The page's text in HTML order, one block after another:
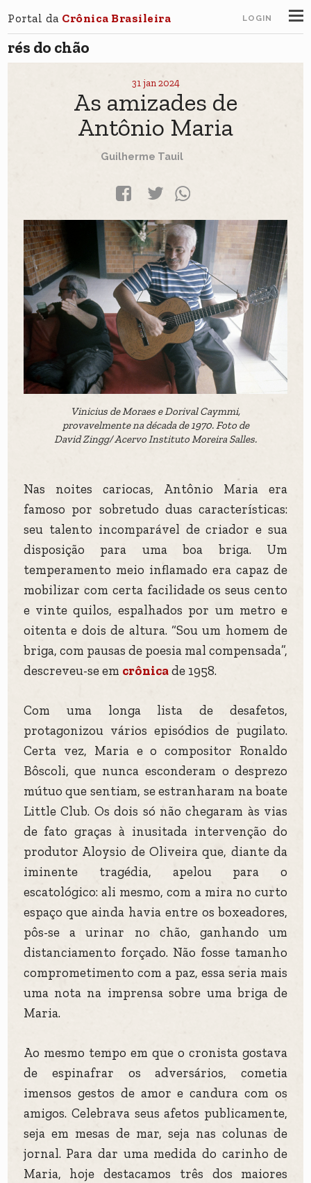
Portal da Crônica Brasileira LOGIN
rés do chão
31 jan 2024
As amizades de
Antônio Maria
Guilherme Tauil
Vinicius de Moraes e Dorival Caymmi,
provavelmente na década de 1970. Foto de
David Zingg/ Acervo Instituto Moreira Salles.
Nas noites cariocas, Antônio Maria era
famoso por sobretudo duas características:
seu talento incomparável de criador e sua
disposição para uma boa briga. Um
temperamento meio inflamado era capaz de
mobilizar com certa facilidade os seus cento
e vinte quilos, espalhados por um metro e
oitenta e dois de altura. “Sou um homem de
briga, com pausas de poesia mal compensada”,
descreveu-se em crônicade 1958.
Com uma longa lista de desafetos,
protagonizou vários episódios de pugilato.
Certa vez, Maria e o compositor Ronaldo
Bôscoli, que nunca esconderam o desprezo
mútuo que sentiam, se estranharam na boate
Little Club. Os dois só não chegaram às vias
de fato graças à inusitada intervenção do
produtor Aloysio de Oliveira que, diante da
iminente tragédia, apelou para o
escatológico: ali mesmo, com a mira no curto
espaço que ainda havia entre os boxeadores,
pôs-se a urinar no chão, ganhando um
distanciamento forçado. Não fosse tamanho
comprometimento com a paz, essa seria mais
uma nota na imprensa sobre uma briga de
Maria.
Ao mesmo tempo em que o cronista gostava
de espinafrar os adversários, cometia
imensos gestos de amor e candura com os
amigos. Celebrava seus afetos publicamente,
seja em mesas de mar, seja nas colunas de
jornal. Para dar uma medida do carinho de
Maria, hoje destacamos três dos maiores